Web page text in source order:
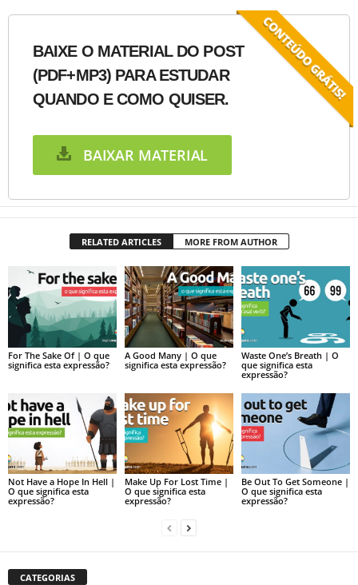
BAIXE O MATERIAL DO POST
(PDF+MP3) PARA ESTUDAR
QUANDO E COMO QUISER.
BAIXAR MATERIAL
RELATED ARTICLES MORE FROM AUTHOR
For The Sake Of | O que
significa esta expressão?
A Good Many | O que
significa esta expressão?
Waste One’s Breath | O
que significa esta
expressão?
Not Have a Hope In Hell |
O que significa esta
expressão?
Make Up For Lost Time |
O que significa esta
expressão?
Be Out To Get Someone |
O que significa esta
expressão?
CATEGORIAS